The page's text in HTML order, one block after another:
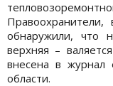
обнаружили, что
верхняя –
внесена в
области.